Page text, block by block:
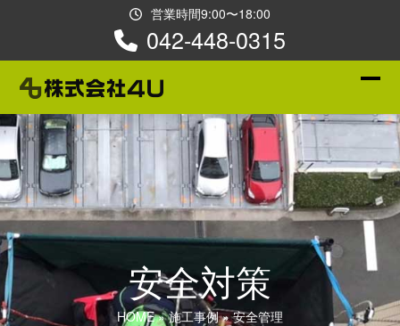
営業時間9:00〜18:00
042-448-0315
安全対策
HOME»施工事例»安全管理